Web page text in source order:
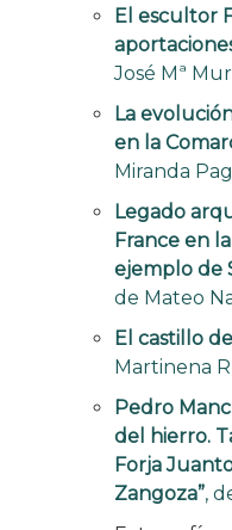
El escultor
José Mª
La
en la
Miranda
Legado
France en
ejemplo de
de Mateo
El castillo
Martinena
Pedro
del hierro.
Forja
Zangoza”,